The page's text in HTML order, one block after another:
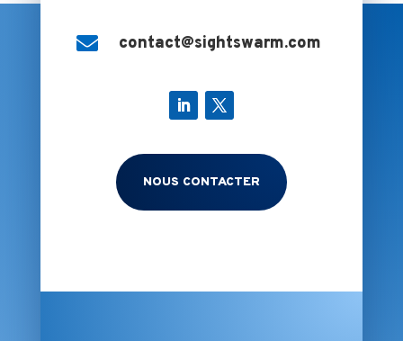
 contact@sightswarm.com
NOUS CONTACTER